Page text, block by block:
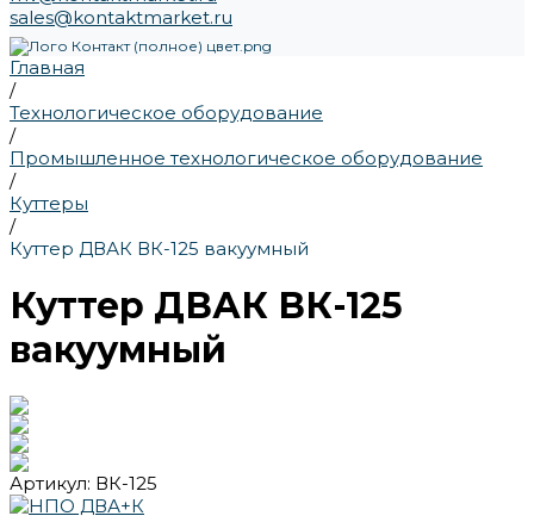
sales@kontaktmarket.ru
Главная
/
Технологическое оборудование
/
Промышленное технологическое оборудование
/
Куттеры
/
Куттер ДВАК ВК-125 вакуумный
Куттер ДВАК ВК-125
вакуумный
Артикул: ВК-125